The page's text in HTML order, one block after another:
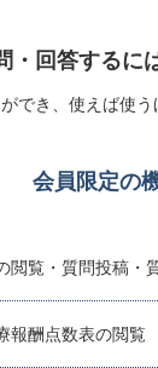
回答するには
でき、使えば使
会員限定の
閲覧・質問投稿・
報酬点数表の閲覧